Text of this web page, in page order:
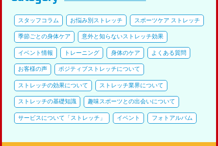
スタッフコラム お悩み別ストレッチ スポーツケア ストレッチ
季節ごとの身体ケア 意外と知らないストレッチ効果
イベント情報 トレーニング 身体のケア よくある質問
お客様の声 ポジティブストレッチについて
ストレッチの効果について ストレッチ業界について
ストレッチの基礎知識 趣味スポーツとの出会いについて
サービスについて「ストレッチ」 イベント フォトアルバム